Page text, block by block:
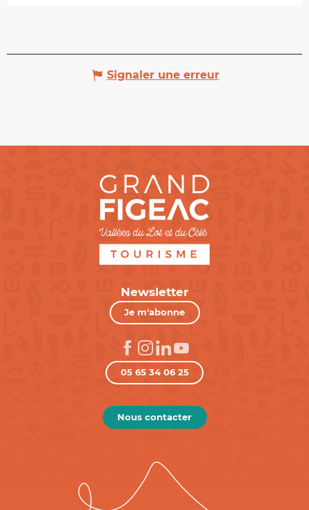
Signaler une erreur
Newsletter
Je m'abonne
05 65 34 06 25
Nous contacter